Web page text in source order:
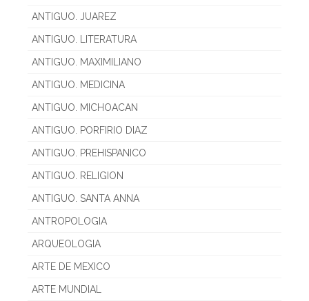
ANTIGUO. JUAREZ
ANTIGUO. LITERATURA
ANTIGUO. MAXIMILIANO
ANTIGUO. MEDICINA
ANTIGUO. MICHOACAN
ANTIGUO. PORFIRIO DIAZ
ANTIGUO. PREHISPANICO
ANTIGUO. RELIGION
ANTIGUO. SANTA ANNA
ANTROPOLOGIA
ARQUEOLOGIA
ARTE DE MEXICO
ARTE MUNDIAL